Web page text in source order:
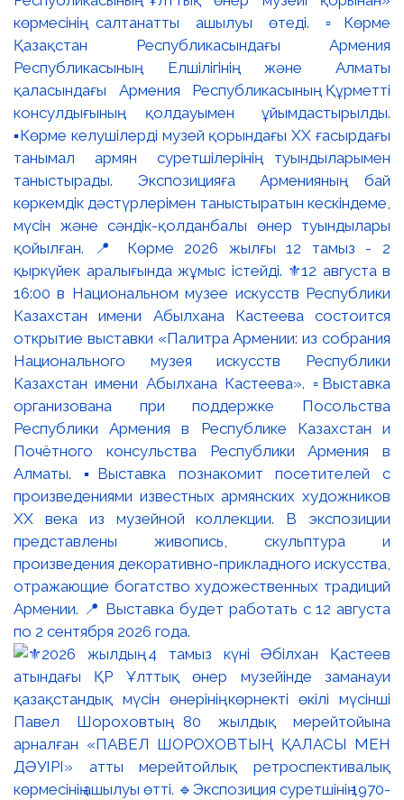
көрмесінің салтанатты ашылуы өтеді. ▫️Көрме
Қазақстан Республикасындағы Армения
Республикасының Елшілігінің және Алматы
қаласындағы Армения Республикасының Құрметті
консулдығының қолдауымен ұйымдастырылды.
▪️Көрме келушілерді музей қорындағы ХХ ғасырдағы
танымал армян суретшілерінің туындыларымен
таныстырады. Экспозицияға Арменияның бай
көркемдік дәстүрлерімен таныстыратын кескіндеме,
мүсін және сәндік-қолданбалы өнер туындылары
қойылған. 📍 Көрме 2026 жылғы 12 тамыз - 2
қыркүйек аралығында жұмыс істейді. ⚜️12 августа в
16:00 в Национальном музее искусств Республики
Казахстан имени Абылхана Кастеева состоится
открытие выставки «Палитра Армении: из собрания
Национального музея искусств Республики
Казахстан имени Абылхана Кастеева». ▫️Выставка
организована при поддержке Посольства
Республики Армения в Республике Казахстан и
Почётного консульства Республики Армения в
Алматы. ▪️Выставка познакомит посетителей с
произведениями известных армянских художников
XX века из музейной коллекции. В экспозиции
представлены живопись, скульптура и
произведения декоративно-прикладного искусства,
отражающие богатство художественных традиций
Армении. 📍 Выставка будет работать с 12 августа
по 2 сентября 2026 года.